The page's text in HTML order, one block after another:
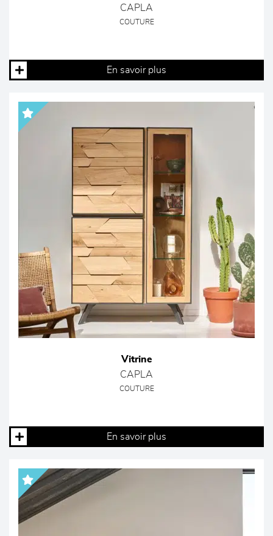
CAPLA
COUTURE
En savoir plus
Vitrine
CAPLA
COUTURE
En savoir plus